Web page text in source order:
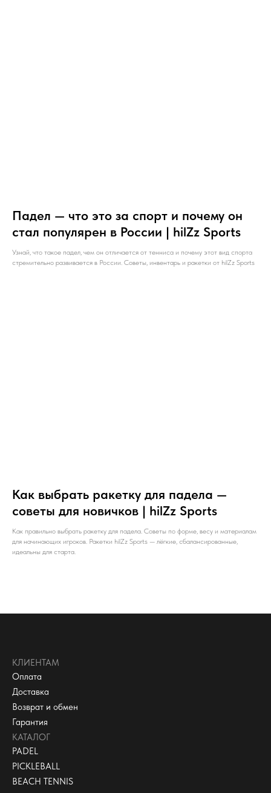
Падел — что это за спорт и почему он
стал популярен в России | hilZz Sports
Узнай, что такое падел, чем он отличается от тенниса и почему этот вид спорта
стремительно развивается в России. Советы, инвентарь и ракетки от hilZz Sports
Как выбрать ракетку для падела —
советы для новичков | hilZz Sports
Как правильно выбрать ракетку для падела. Советы по форме, весу и материалам
для начинающих игроков. Ракетки hilZz Sports — лёгкие, сбалансированные,
идеальны для старта.
КЛИЕНТАМ
Оплата
Доставка
Возврат и обмен
Гарантия
КАТАЛОГ
PADEL
PICKLEBALL
BEACH TENNIS